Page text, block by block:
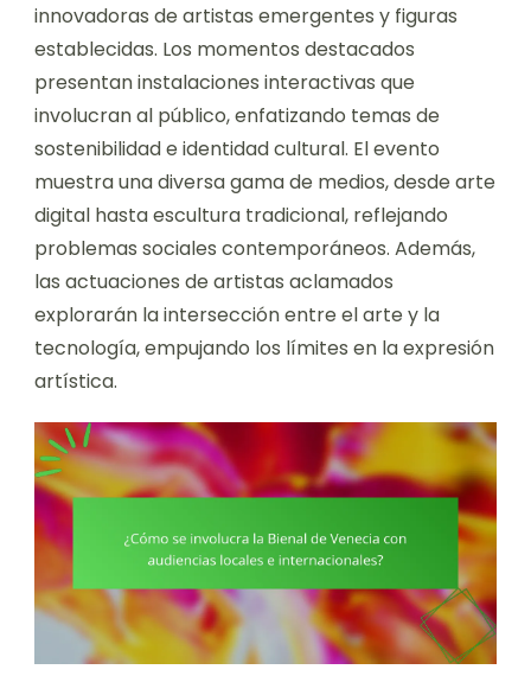
innovadoras de artistas emergentes y figuras
establecidas. Los momentos destacados
presentan instalaciones interactivas que
involucran al público, enfatizando temas de
sostenibilidad e identidad cultural. El evento
muestra una diversa gama de medios, desde arte
digital hasta escultura tradicional, reflejando
problemas sociales contemporáneos. Además,
las actuaciones de artistas aclamados
explorarán la intersección entre el arte y la
tecnología, empujando los límites en la expresión
artística.